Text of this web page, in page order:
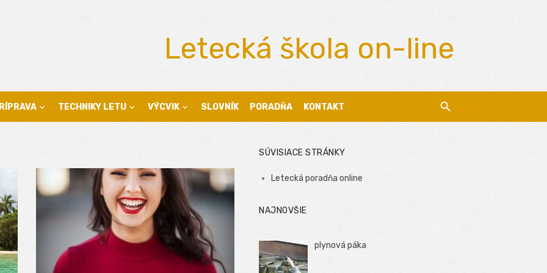
Letecká škola on-line
TECHNIKY LETU VÝCVIK SLOVNÍK PORADŇA KONTAKT
SÚVISIACE STRÁNKY
Letecká poradňa online
NAJNOVŠIE
plynová páka